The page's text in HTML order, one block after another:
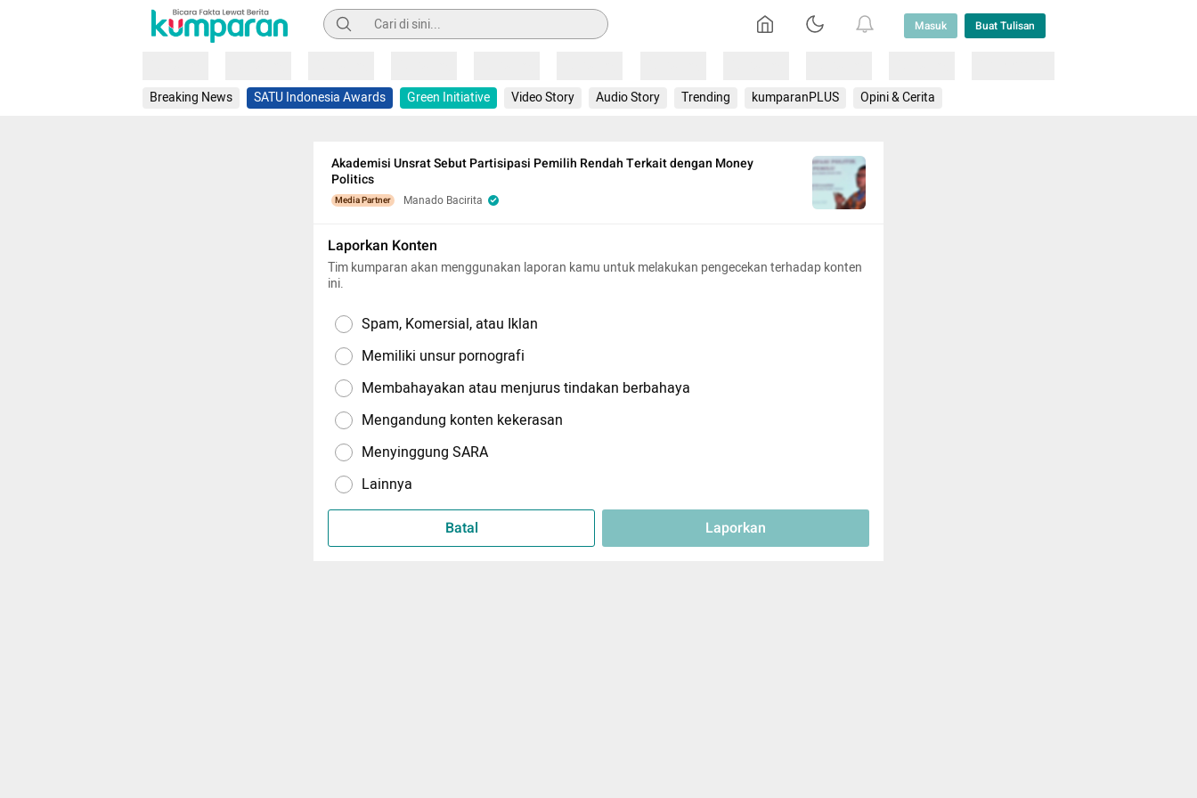
Pencarian Masuk Buat Tulisan
Breaking News SATU Indonesia Awards Green Initiative Video Story Audio Story Trending kumparanPLUS Opini & Cerita
Akademisi Unsrat Sebut Partisipasi Pemilih Rendah Terkait dengan Money
Politics
Media Partner Manado Bacirita
Laporkan Konten
Tim kumparan akan menggunakan laporan kamu untuk melakukan pengecekan terhadap konten
ini.
Spam, Komersial, atau Iklan
Memiliki unsur pornografi
Membahayakan atau menjurus tindakan berbahaya
Mengandung konten kekerasan
Menyinggung SARA
Lainnya
Batal Laporkan